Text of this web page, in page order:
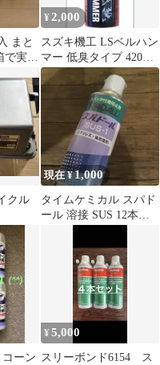
まと
で実質
¥ 2,000
スズキ機工 LSベルハン
マー 低臭タイプ 420ml
潤滑剤
クル
現在 ¥1,000
タイムケミカル スパド
ール 溶接 SUS 12本セ
コーン
¥5,000
スリーボンド6154 ス